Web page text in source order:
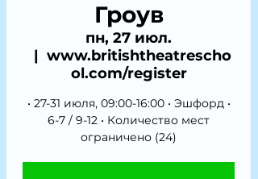
Гроув
пн, 27 июл.
  |
www.britishtheatrescho
ol.com/register
• 27-31 июля, 09:00-16:00 • Эшфорд •
6-7 / 9-12 • Количество мест
ограничено (24)